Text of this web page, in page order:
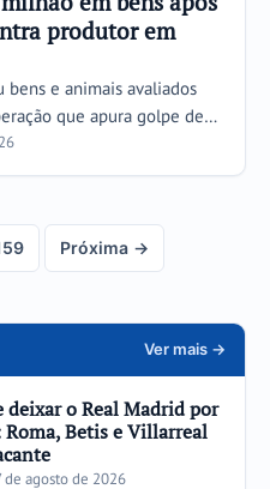
produtor em
e animais avaliados
que apura golpe de…
Próxima →
Ver mais →
deixar o Real Madrid por
Betis e Villarreal
de agosto de 2026